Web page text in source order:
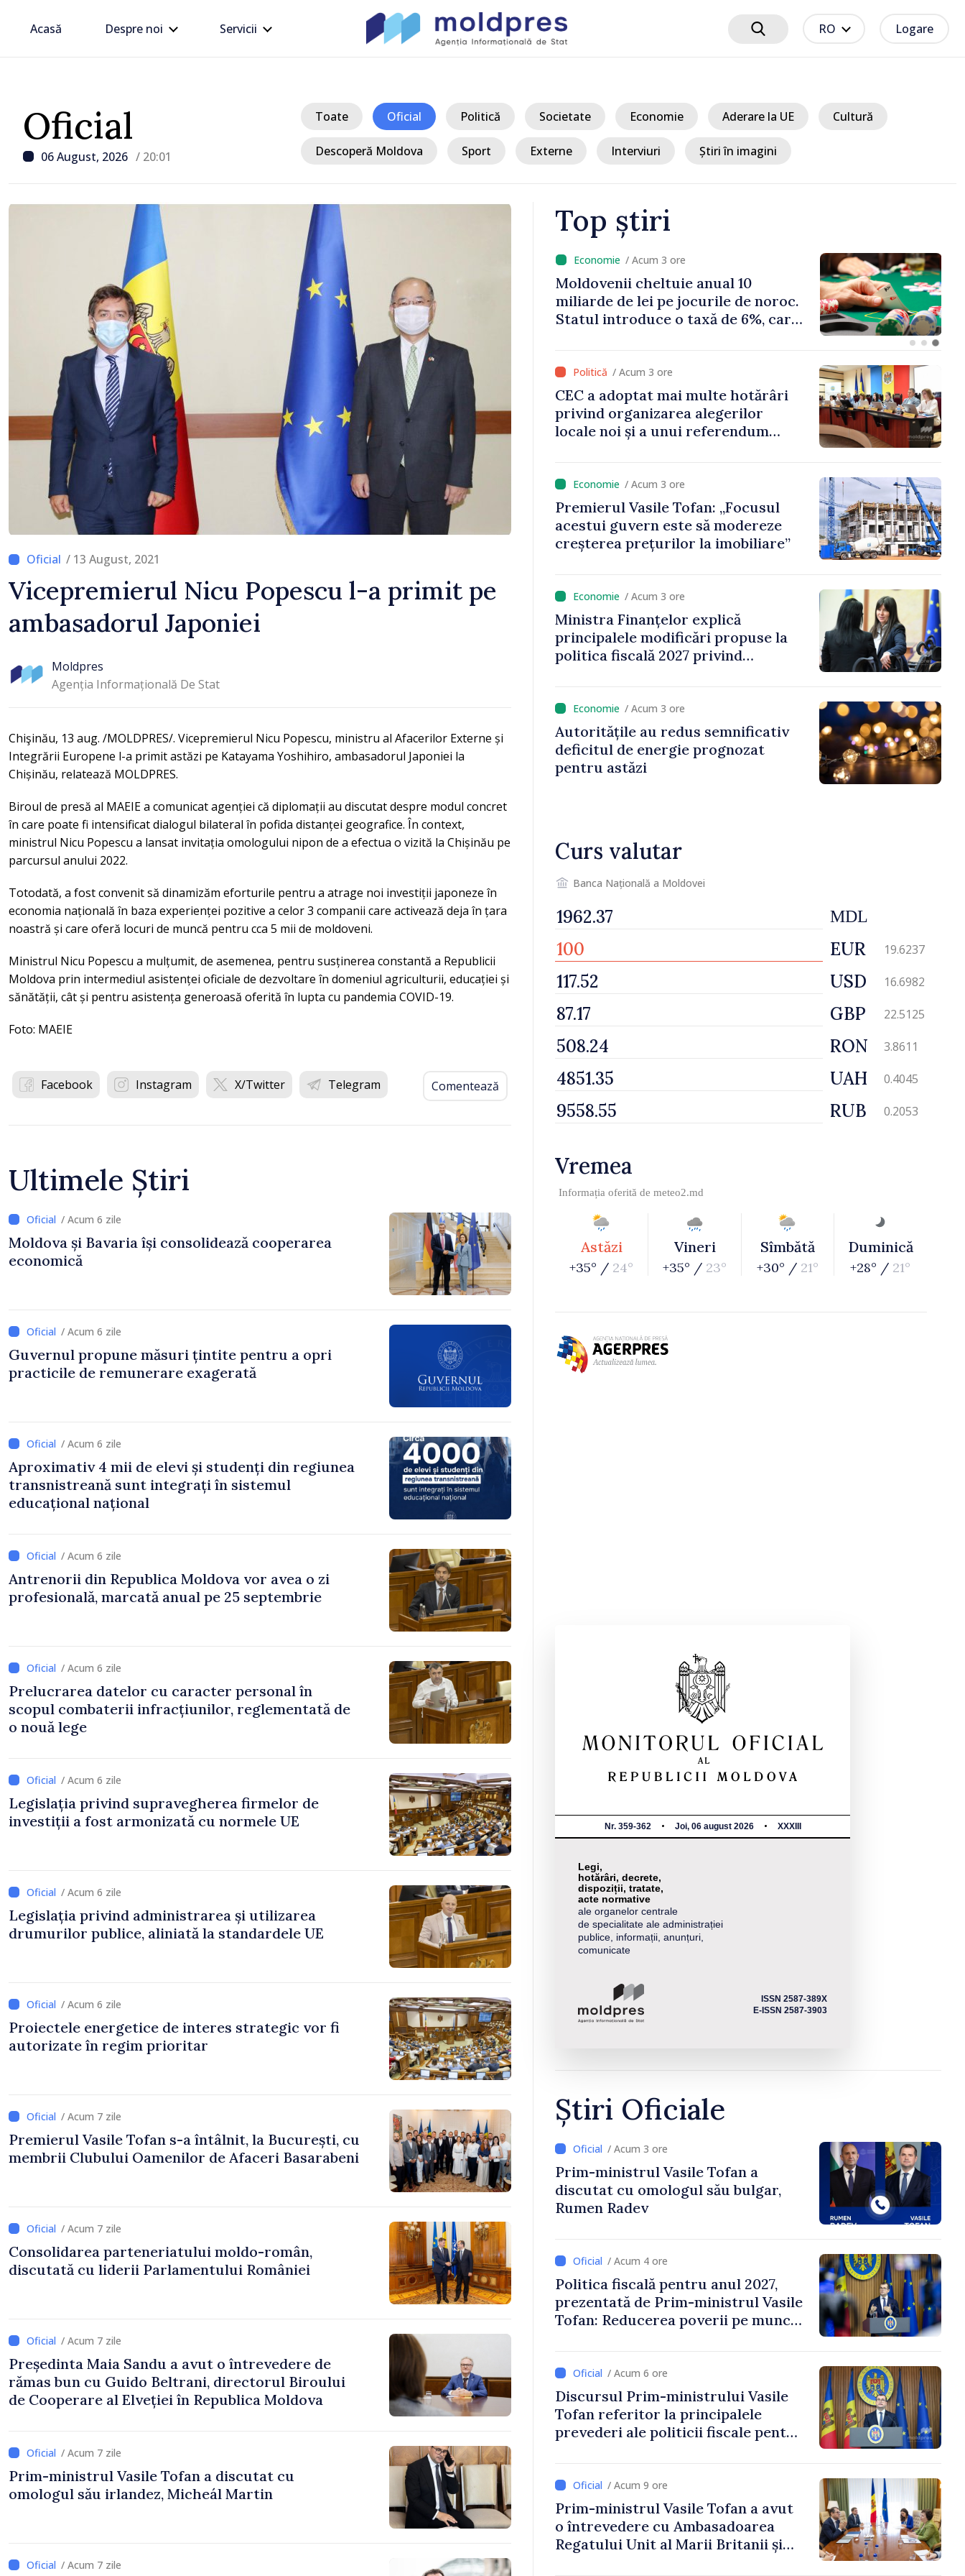
Acasă Despre noi Servicii RO Logare
Oficial
06 August, 2026 / 20:01
Toate Oficial Politică Societate Economie Aderare la UE Cultură
Descoperă Moldova Sport Externe Interviuri Știri în imagini
/ 13 August, 2021
Vicepremierul Nicu Popescu l-a primit pe
ambasadorul Japoniei
Moldpres
Agenția Informațională De Stat
Chişinău, 13 aug. /MOLDPRES/. Vicepremierul Nicu Popescu, ministru al Afacerilor Externe și
Integrării Europene l-a primit astăzi pe Katayama Yoshihiro, ambasadorul Japoniei la
Chișinău, relatează MOLDPRES.
Biroul de presă al MAEIE a comunicat agenției că diplomații au discutat despre modul concret
în care poate fi intensificat dialogul bilateral în pofida distanței geografice. În context,
ministrul Nicu Popescu a lansat invitația omologului nipon de a efectua o vizită la Chișinău pe
parcursul anului 2022.
Totodată, a fost convenit să dinamizăm eforturile pentru a atrage noi investiții japoneze în
economia națională în baza experienței pozitive a celor 3 companii care activează deja în țara
noastră și care oferă locuri de muncă pentru cca 5 mii de moldoveni.
Ministrul Nicu Popescu a mulțumit, de asemenea, pentru susținerea constantă a Republicii
Moldova prin intermediul asistenței oficiale de dezvoltare în domeniul agriculturii, educației și
sănătății, cât și pentru asistența generoasă oferită în lupta cu pandemia COVID-19.
Foto: MAEIE
Facebook Instagram X/Twitter Telegram Comentează
Ultimele Știri
/ Acum 6 zile
Moldova și Bavaria își consolidează cooperarea
economică
/ Acum 6 zile
Guvernul propune măsuri țintite pentru a opri
practicile de remunerare exagerată
/ Acum 6 zile
Aproximativ 4 mii de elevi și studenți din regiunea
transnistreană sunt integrați în sistemul
educațional național
/ Acum 6 zile
Antrenorii din Republica Moldova vor avea o zi
profesională, marcată anual pe 25 septembrie
/ Acum 6 zile
Prelucrarea datelor cu caracter personal în
scopul combaterii infracțiunilor, reglementată de
o nouă lege
/ Acum 6 zile
Legislația privind supravegherea firmelor de
investiții a fost armonizată cu normele UE
/ Acum 6 zile
Legislația privind administrarea și utilizarea
drumurilor publice, aliniată la standardele UE
/ Acum 6 zile
Proiectele energetice de interes strategic vor fi
autorizate în regim prioritar
/ Acum 7 zile
Premierul Vasile Tofan s-a întâlnit, la București, cu
membrii Clubului Oamenilor de Afaceri Basarabeni
/ Acum 7 zile
Consolidarea parteneriatului moldo-român,
discutată cu liderii Parlamentului României
/ Acum 7 zile
Președinta Maia Sandu a avut o întrevedere de
rămas bun cu Guido Beltrani, directorul Biroului
de Cooperare al Elveției în Republica Moldova
/ Acum 7 zile
Prim-ministrul Vasile Tofan a discutat cu
omologul său irlandez, Micheál Martin
/ Acum 7 zile
Top știri
Prim-ministrul Vasile Tofan a
discutat cu omologul său bulgar,
Rumen Radev
/ Acum 3 ore
Moldovenii cheltuie anual 10
miliarde de lei pe jocurile de noroc.
Statul introduce o taxă de 6%, care
/ Acum 3 ore
CEC a adoptat mai multe hotărâri
privind organizarea alegerilor
locale noi și a unui referendum
/ Acum 3 ore
Premierul Vasile Tofan: „Focusul
acestui guvern este să modereze
creșterea prețurilor la imobiliare”
/ Acum 3 ore
Ministra Finanțelor explică
principalele modificări propuse la
politica fiscală 2027 privind
/ Acum 3 ore
Autoritățile au redus semnificativ
deficitul de energie prognozat
pentru astăzi
Curs valutar
Banca Națională a Moldovei
MDL
EUR 19.6237
USD 16.6982
GBP 22.5125
RON 3.8611
UAH 0.4045
RUB 0.2053
Vremea
Informația oferită de meteo2.md
Astăzi
+35° / 24°
Vineri
+35° / 23°
Sîmbătă
+30° / 21°
Duminică
+28° / 21°
Nr. 359-362 Joi, 06 august 2026 XXXIII
Legi,
hotărâri, decrete,
dispoziții, tratate,
acte normative
ale organelor centrale
de specialitate ale administrației
publice, informații, anunțuri,
comunicate
ISSN 2587-389X
E-ISSN 2587-3903
Știri Oficiale
/ Acum 3 ore
Prim-ministrul Vasile Tofan a
discutat cu omologul său bulgar,
Rumen Radev
/ Acum 4 ore
Politica fiscală pentru anul 2027,
prezentată de Prim-ministrul Vasile
Tofan: Reducerea poverii pe muncă,
/ Acum 6 ore
Discursul Prim-ministrului Vasile
Tofan referitor la principalele
prevederi ale politicii fiscale pentru
/ Acum 9 ore
Prim-ministrul Vasile Tofan a avut
o întrevedere cu Ambasadoarea
Regatului Unit al Marii Britanii și